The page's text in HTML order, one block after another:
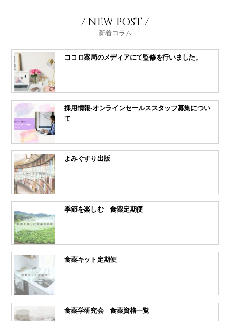
/ NEW POST /
新着コラム
ココロ薬局のメディアにて監修を行いました。
採用情報-オンラインセールススタッフ募集につい
て
よみぐすり出版
季節を楽しむ 食薬定期便
食薬キット定期便
食薬学研究会 食薬資格一覧